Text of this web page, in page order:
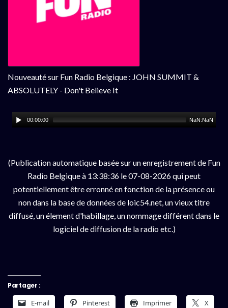
Nouveauté sur Fun Radio Belgique : JOHN SUMMIT &
ABSOLUTELY - Don't Believe It
00:00:00 NaN:NaN
(Publication automatique basée sur un enregistrement de Fun
Radio Belgique à 13:38:36 le 07-08-2026 qui peut
potentiellement être erronné en fonction de la présence ou
non dans la base de données de loic54.net, un vieux titre
diffusé, un élement d'habillage, un nommage différent dans le
logiciel de diffusion de la radio etc.)
Partager :
E-mail Pinterest Imprimer X